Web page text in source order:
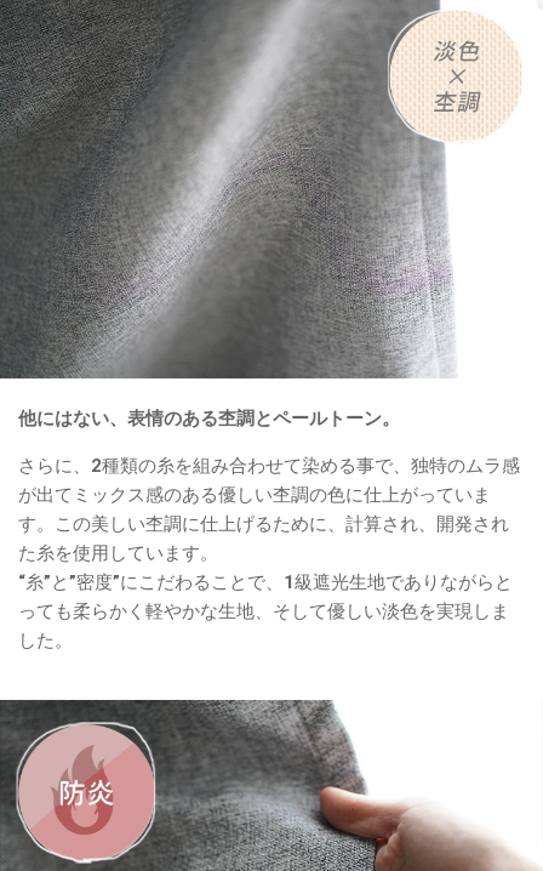
他にはない、表情のある杢調とペールトーン。
さらに、2種類の糸を組み合わせて染める事で、独特のムラ感
が出てミックス感のある優しい杢調の色に仕上がっていま
す。この美しい杢調に仕上げるために、計算され、開発され
た糸を使用しています。
“糸”と”密度”にこだわることで、1級遮光生地でありながらと
っても柔らかく軽やかな生地、そして優しい淡色を実現しま
した。